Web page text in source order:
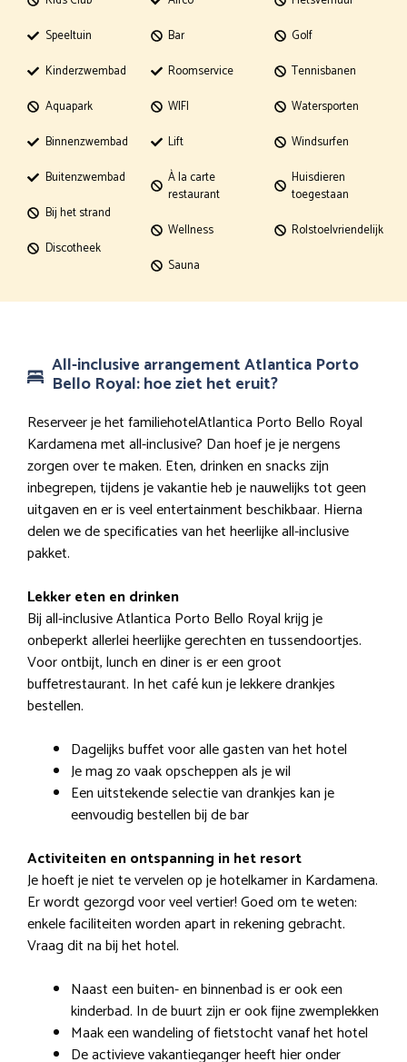
Speeltuin
Kinderzwembad
Aquapark
Binnenzwembad
Buitenzwembad
Bij het strand
Discotheek
Bar
Roomservice
WIFI
Lift
À la carte
restaurant
Wellness
Sauna
Golf
Tennisbanen
Watersporten
Windsurfen
Huisdieren
toegestaan
Rolstoelvriendelijk
All-inclusive arrangement Atlantica Porto
Bello Royal: hoe ziet het eruit?
Reserveer je het familiehotelAtlantica Porto Bello Royal
Kardamena met all-inclusive? Dan hoef je je nergens
zorgen over te maken. Eten, drinken en snacks zijn
inbegrepen, tijdens je vakantie heb je nauwelijks tot geen
uitgaven en er is veel entertainment beschikbaar. Hierna
delen we de specificaties van het heerlijke all-inclusive
pakket.
Lekker eten en drinken
Bij all-inclusive Atlantica Porto Bello Royal krijg je
onbeperkt allerlei heerlijke gerechten en tussendoortjes.
Voor ontbijt, lunch en diner is er een groot
buffetrestaurant. In het café kun je lekkere drankjes
bestellen.
Dagelijks buffet voor alle gasten van het hotel
Je mag zo vaak opscheppen als je wil
Een uitstekende selectie van drankjes kan je
eenvoudig bestellen bij de bar
Activiteiten en ontspanning in het resort
Je hoeft je niet te vervelen op je hotelkamer in Kardamena.
Er wordt gezorgd voor veel vertier! Goed om te weten:
enkele faciliteiten worden apart in rekening gebracht.
Vraag dit na bij het hotel.
Naast een buiten- en binnenbad is er ook een
kinderbad. In de buurt zijn er ook fijne zwemplekken
Maak een wandeling of fietstocht vanaf het hotel
De activieve vakantieganger heeft hier onder